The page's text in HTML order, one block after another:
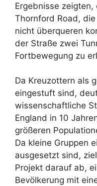
Ergebnisse
Thornford Road,
nicht überqueren
der Straße zwei
Fortbewegung zu
Da Kreuzottern als
eingestuft sind,
wissenschaftliche
England in 10
größeren
Da kleine Gruppen
ausgesetzt sind,
Projekt darauf ab,
Bevölkerung mit